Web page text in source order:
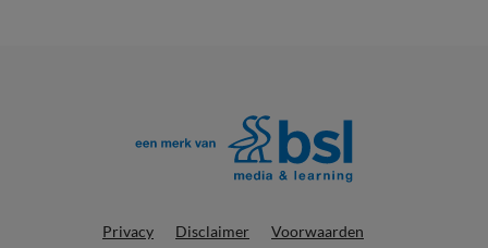
Privacy Disclaimer Voorwaarden